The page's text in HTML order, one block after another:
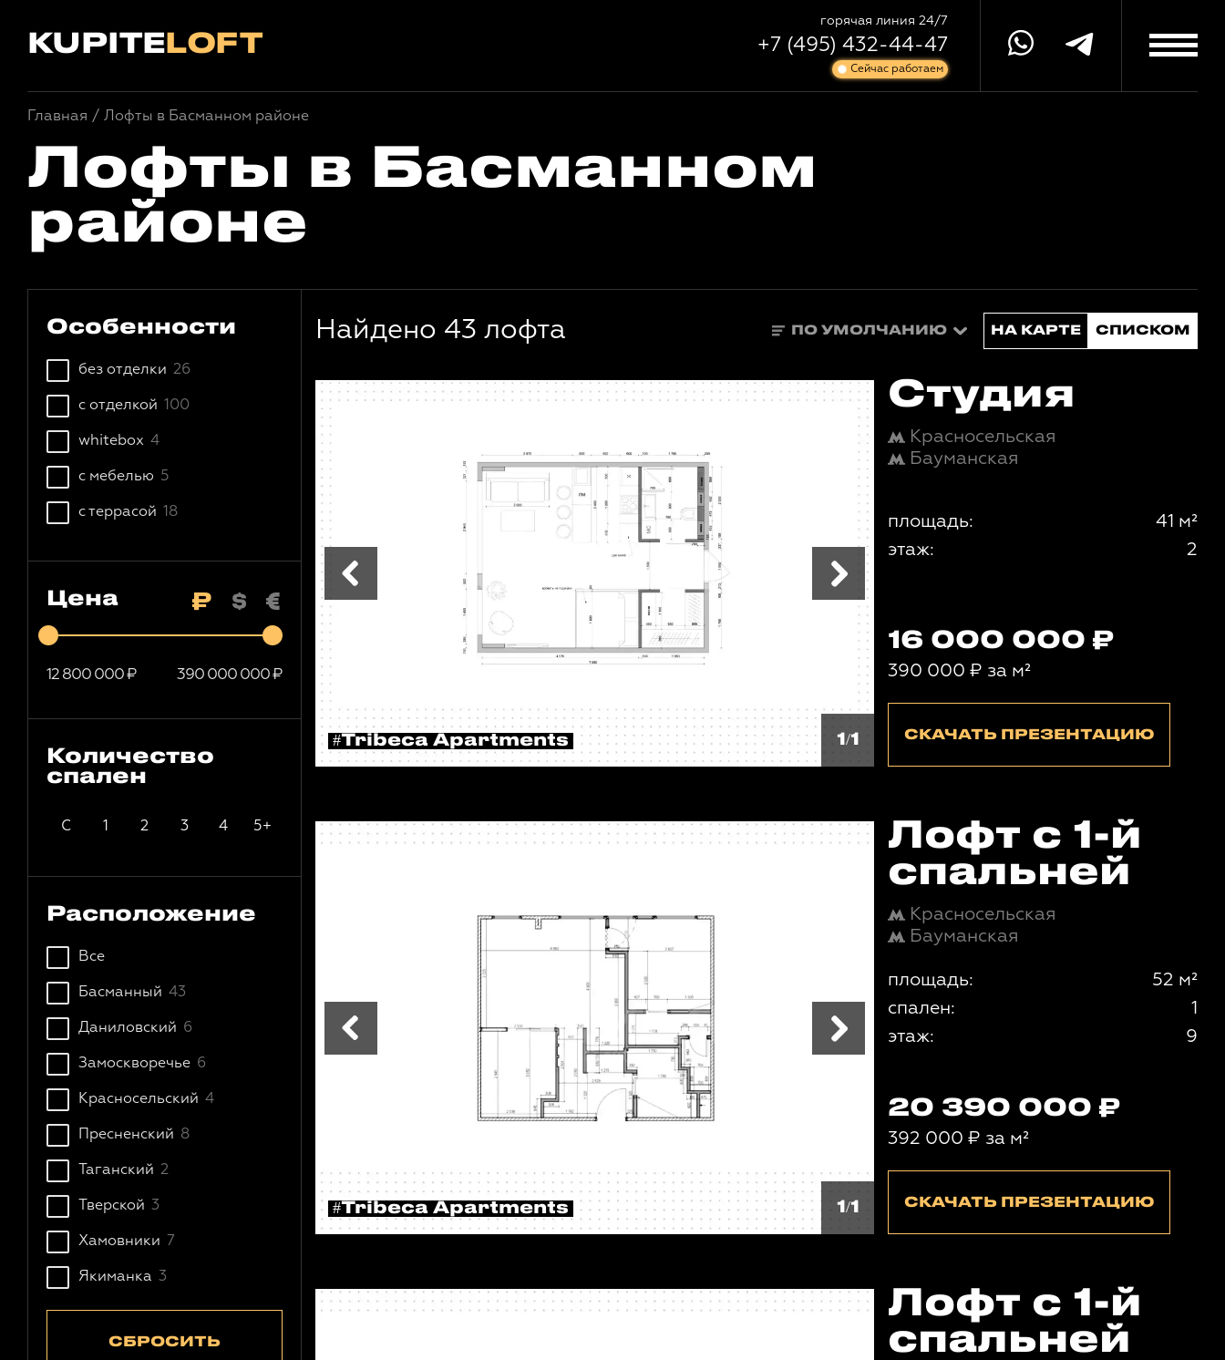
KUPITE LOFT
горячая линия 24/7
+7 (495) 432-44-47
Сейчас работаем
Главная / Лофты в Басманном районе
Лофты в Басманном
районе
Особенности
без отделки 26
с отделкой 100
whitebox 4
с мебелью 5
с террасой 18
Цена
12 800 000₽ 390 000 000₽
Количество
спален
С 1 2 3 4 5+
Расположение
Все
Басманный 43
Даниловский 6
Замоскворечье 6
Красносельский 4
Пресненский 8
Таганский 2
Тверской 3
Хамовники 7
Якиманка 3
СБРОСИТЬ
Найдено 43 лофта ПО УМОЛЧАНИЮ НА КАРТЕ СПИСКОМ
#Tribeca Apartments 1/1
Студия
Красносельская
Бауманская
площадь:
41 м²
этаж:
2
16 000 000
390 000 ₽ за м²
СКАЧАТЬ ПРЕЗЕНТАЦИЮ
#Tribeca Apartments 1/1
Лофт с 1-й
спальней
Красносельская
Бауманская
площадь:
52 м²
спален:
1
этаж:
9
20 390 000
392 000 ₽ за м²
СКАЧАТЬ ПРЕЗЕНТАЦИЮ
Лофт с 1-й
спальней